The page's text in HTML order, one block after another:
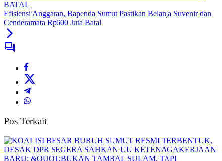
Efisiensi Anggaran, Bapenda Sumut Pastikan Belanja Suvenir dan
Cenderamata Rp600 Juta Batal
Pos Terkait